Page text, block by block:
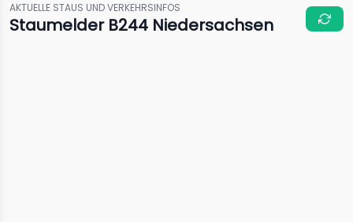
AKTUELLE STAUS UND VERKEHRSINFOS
Staumelder B244 Niedersachsen